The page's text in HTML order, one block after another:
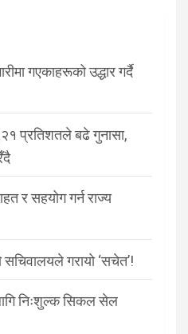
गएकाहरूको उद्धार गर्दै
प्रतिशतले बढे गुनासा,
र सहयोग गर्न राज्य
गरायो ‘सचेत’!
निःशुल्क सिकल सेल